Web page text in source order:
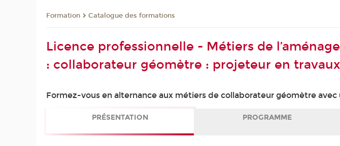
Formation Catalogue des formations
Licence professionnelle - Métiers de
: collaborateur géomètre : projeteur en
Formez-vous en alternance aux métiers de collaborateur géomètre
PRÉSENTATION PROGRAMME